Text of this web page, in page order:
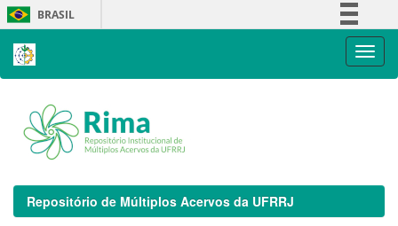
Skip
navigation
BRASIL
Repositório de Múltiplos Acervos da UFRRJ